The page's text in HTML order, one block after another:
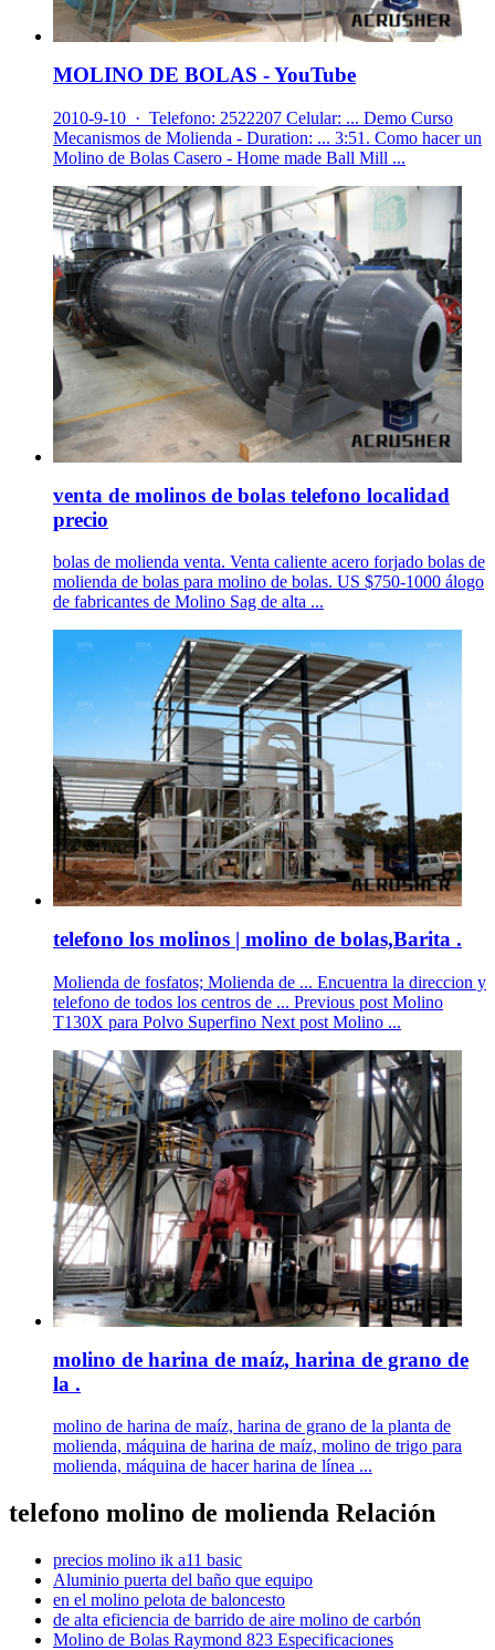
MOLINO DE BOLAS - YouTube
2010-9-10 · Telefono: 2522207 Celular: ... Demo Curso
Mecanismos de Molienda - Duration: ... 3:51. Como hacer un
Molino de Bolas Casero - Home made Ball Mill ...
venta de molinos de bolas telefono localidad
precio
bolas de molienda venta. Venta caliente acero forjado bolas de
molienda de bolas para molino de bolas. US $750-1000 álogo
de fabricantes de Molino Sag de alta ...
telefono los molinos | molino de bolas,Barita .
Molienda de fosfatos; Molienda de ... Encuentra la direccion y
telefono de todos los centros de ... Previous post Molino
T130X para Polvo Superfino Next post Molino ...
molino de harina de maíz, harina de grano de
la .
molino de harina de maíz, harina de grano de la planta de
molienda, máquina de harina de maíz, molino de trigo para
molienda, máquina de hacer harina de línea ...
telefono molino de molienda Relación
precios molino ik a11 basic
Aluminio puerta del baño que equipo
en el molino pelota de baloncesto
de alta eficiencia de barrido de aire molino de carbón
Molino de Bolas Raymond 823 Especificaciones